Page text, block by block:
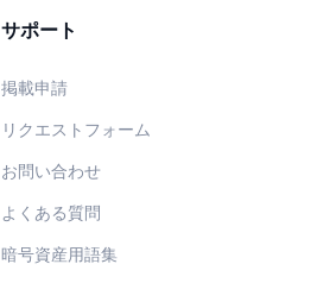
サポート
掲載申請
リクエストフォーム
お問い合わせ
よくある質問
暗号資産用語集